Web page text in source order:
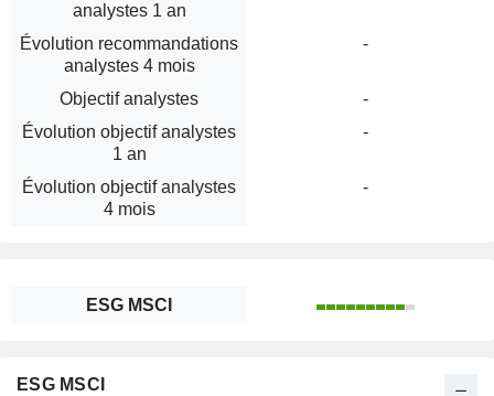
analystes 1 an
Évolution recommandations
analystes 4 mois
-
Objectif analystes
-
Évolution objectif analystes
1 an
-
Évolution objectif analystes
4 mois
-
ESG MSCI
ESG MSCI